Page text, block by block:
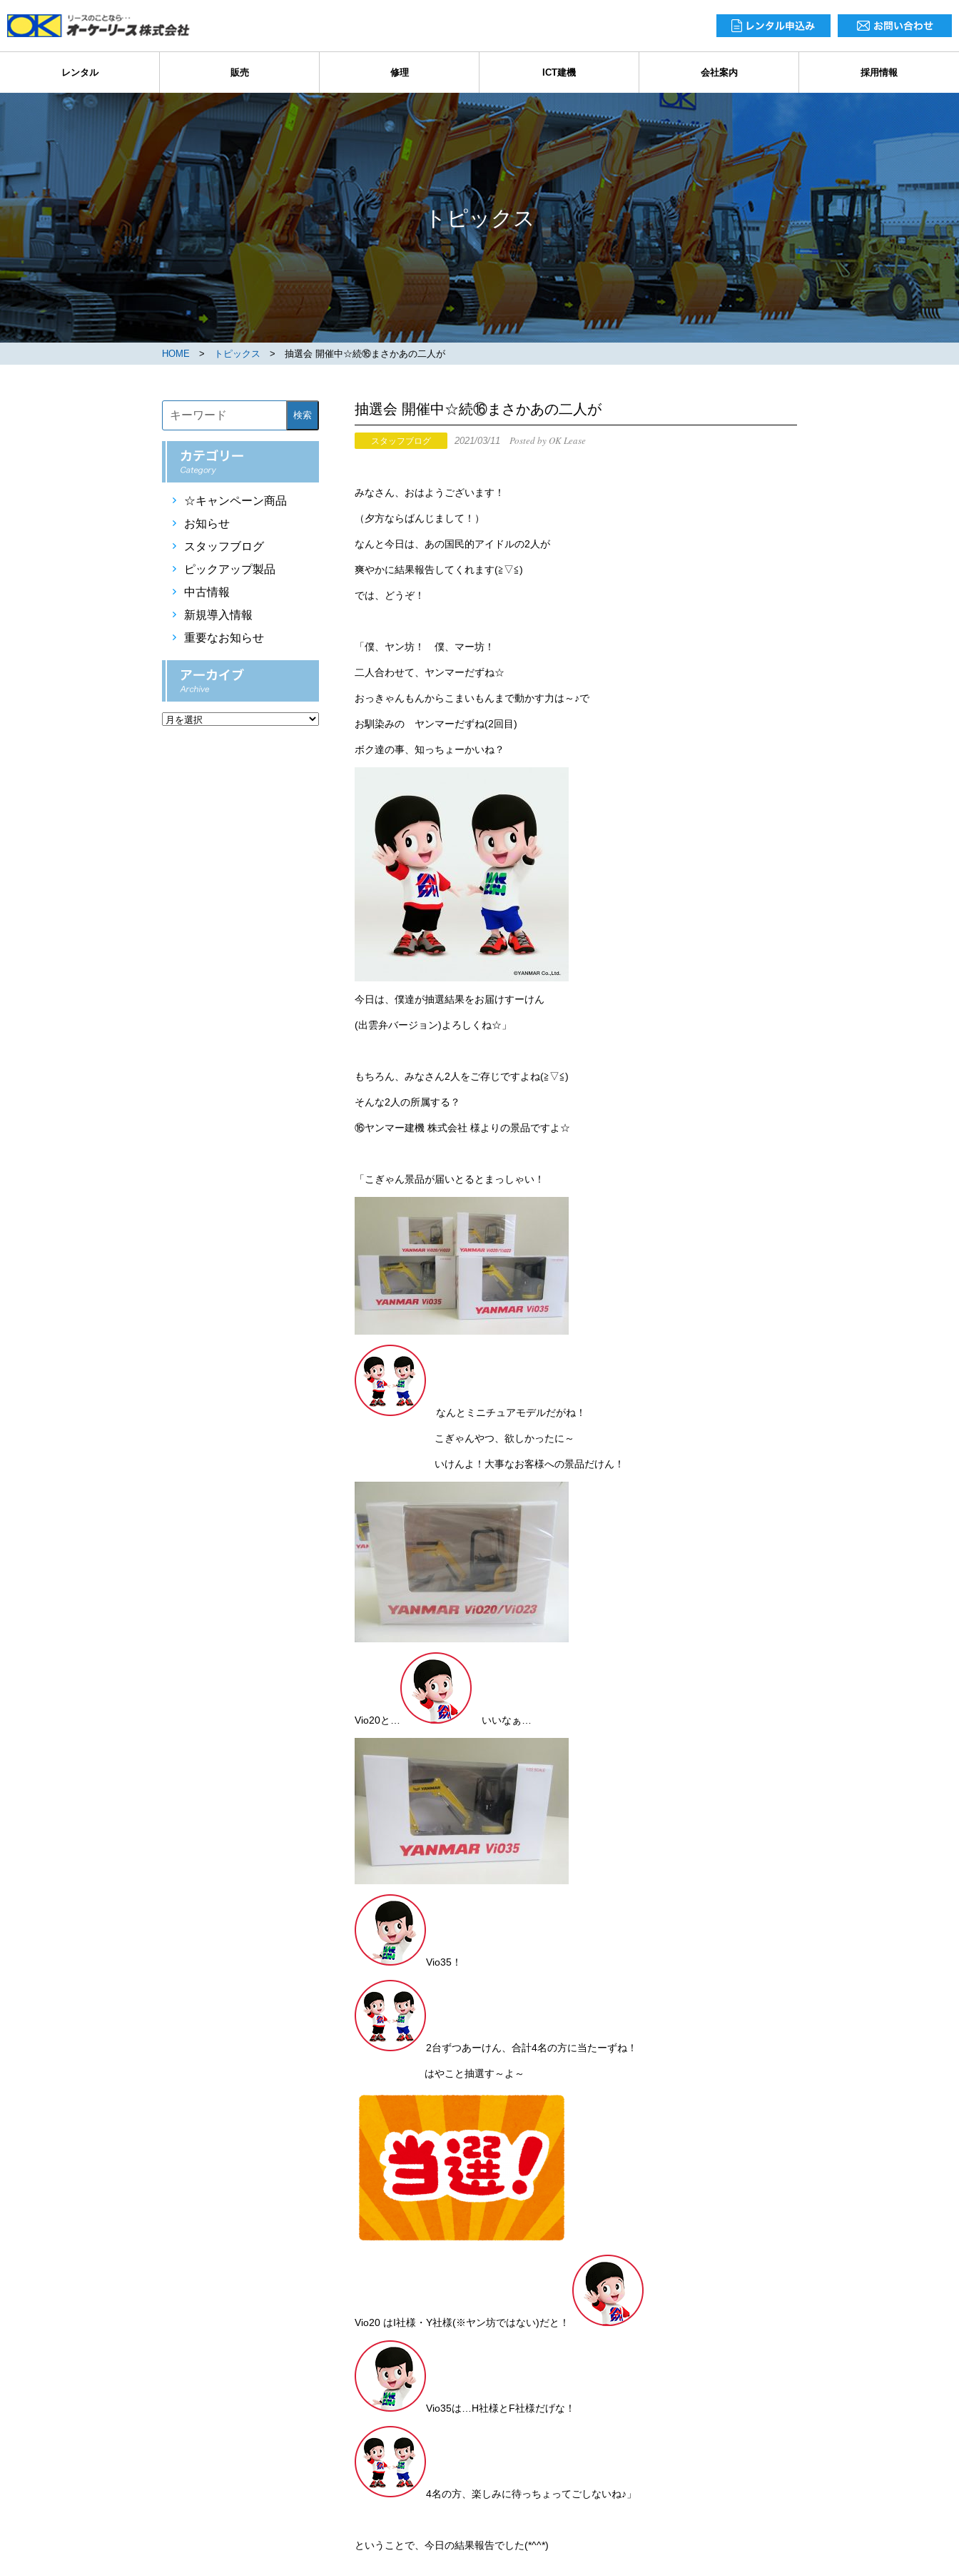
レンタル 販売 修理 ICT建機 会社案内 採用情報
トピックス
HOME > トピックス > 抽選会 開催中☆続⑯まさかあの二人が
抽選会 開催中☆続⑯まさかあの二人が
スタッフブログ 2021/03/11 Posted by OK Lease
みなさん、おはようございます！
（夕方ならばんじまして！）
なんと今日は、あの国民的アイドルの2人が
爽やかに結果報告してくれます(≧▽≦)
では、どうぞ！
「僕、ヤン坊！ 僕、マー坊！
二人合わせて、ヤンマーだずね☆
おっきゃんもんからこまいもんまで動かす力は～♪で
お馴染みの ヤンマーだずね(2回目)
ボク達の事、知っちょーかいね？
今日は、僕達が抽選結果をお届けすーけん
(出雲弁バージョン)よろしくね☆」
もちろん、みなさん2人をご存じですよね(≧▽≦)
そんな2人の所属する？
⑯ヤンマー建機 株式会社 様よりの景品ですよ☆
「こぎゃん景品が届いとるとまっしゃい！
なんとミニチュアモデルだがね！
こぎゃんやつ、欲しかったに～
いけんよ！大事なお客様への景品だけん！
Vio20と… いいなぁ…
Vio35！
2台ずつあーけん、合計4名の方に当たーずね！
はやこと抽選す～よ～
Vio20 はI社様・Y社様(※ヤン坊ではない)だと！
Vio35は…H社様とF社様だげな！
4名の方、楽しみに待っちょってごしないね♪」
ということで、今日の結果報告でした(*^^*)
検索
☆キャンペーン商品
お知らせ
スタッフブログ
ピックアップ製品
中古情報
新規導入情報
重要なお知らせ